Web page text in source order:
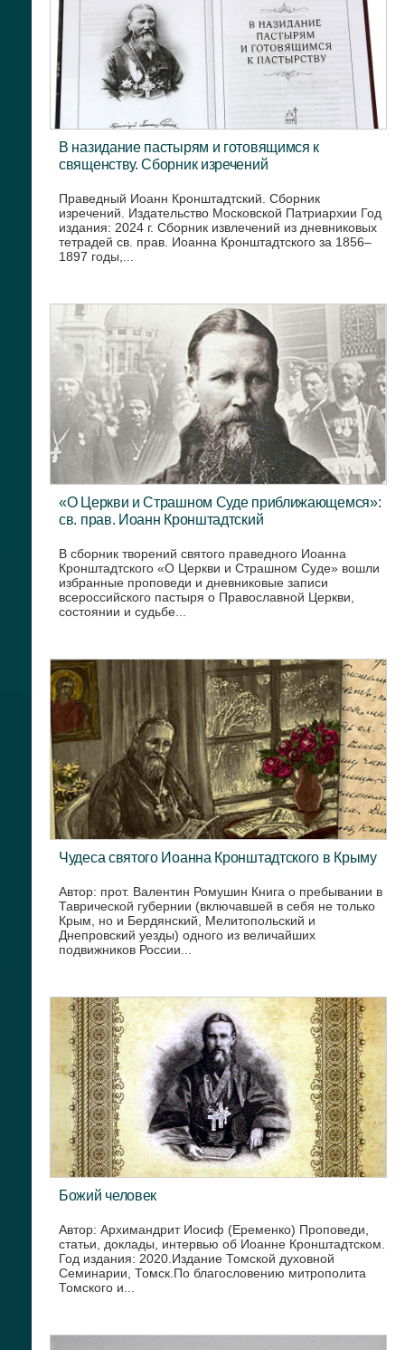
В назидание пастырям и готовящимся к
священству. Сборник изречений
Праведный Иоанн Кронштадтский. Сборник
изречений. Издательство Московской Патриархии Год
издания: 2024 г. Сборник извлечений из дневниковых
тетрадей св. прав. Иоанна Кронштадтского за 1856–
1897 годы,...
«О Церкви и Страшном Суде приближающемся»:
св. прав. Иоанн Кронштадтский
В сборник творений святого праведного Иоанна
Кронштадтского «О Церкви и Страшном Суде» вошли
избранные проповеди и дневниковые записи
всероссийского пастыря о Православной Церкви,
состоянии и судьбе...
Чудеса святого Иоанна Кронштадтского в Крыму
Автор: прот. Валентин Ромушин Книга о пребывании в
Таврической губернии (включавшей в себя не только
Крым, но и Бердянский, Мелитопольский и
Днепровский уезды) одного из величайших
подвижников России...
Божий человек
Автор: Архимандрит Иосиф (Еременко) Проповеди,
статьи, доклады, интервью об Иоанне Кронштадтском.
Год издания: 2020.Издание Томской духовной
Семинарии, Томск.По благословению митрополита
Томского и...